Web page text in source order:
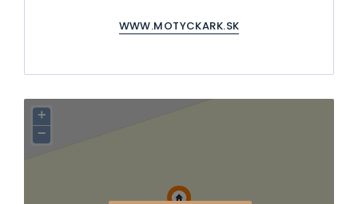
WWW.MOTYCKARK.SK
+
−